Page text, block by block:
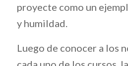
proyecte como un
y humildad.
Luego de conocer a los